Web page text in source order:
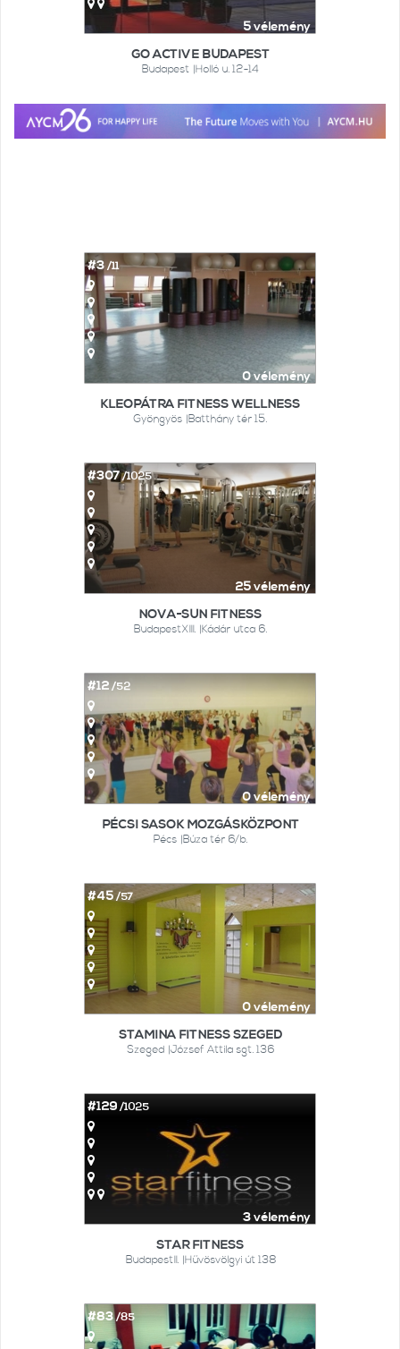
5 vélemény
GO ACTIVE BUDAPEST
Budapest |Holló u. 12-14
0 vélemény
#3/11
KLEOPÁTRA FITNESS WELLNESS
Gyöngyös |Batthány tér 15.
25 vélemény
#307/1025
NOVA-SUN FITNESS
BudapestXIII. |Kádár utca 6.
0 vélemény
#12/52
PÉCSI SASOK MOZGÁSKÖZPONT
Pécs |Búza tér 6/b.
0 vélemény
#45/57
STAMINA FITNESS SZEGED
Szeged |József Attila sgt. 136
3 vélemény
#129 /1025
STAR FITNESS
BudapestII. |Hűvösvölgyi út 138
#83/85